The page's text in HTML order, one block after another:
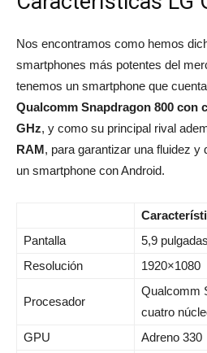
Nos encontramos como hemos
smartphones más potentes del
tenemos un smartphone que
Qualcomm Snapdragon 800 con
GHz, y como su principal rival
RAM, para garantizar una fluidez y
un smartphone con Android.
Pantalla
5,9 pulgadas
Resolución
1920×1080
Procesador
Qualcomm
cuatro
GPU
Adreno 330